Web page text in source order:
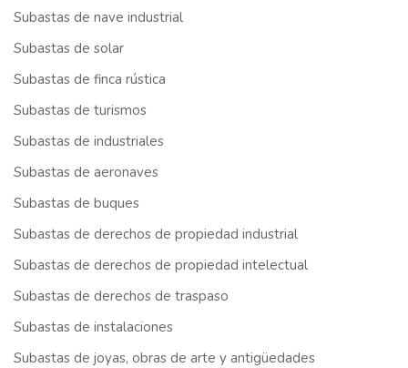
Subastas de nave industrial
Subastas de solar
Subastas de finca rústica
Subastas de turismos
Subastas de industriales
Subastas de aeronaves
Subastas de buques
Subastas de derechos de propiedad industrial
Subastas de derechos de propiedad intelectual
Subastas de derechos de traspaso
Subastas de instalaciones
Subastas de joyas, obras de arte y antigüedades